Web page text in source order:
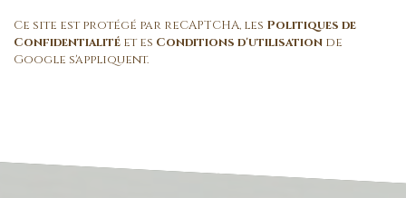
Ce site est protégé par reCAPTCHA, les Politiques de
Confidentialité et es Conditions d'utilisation de
Google s'appliquent.